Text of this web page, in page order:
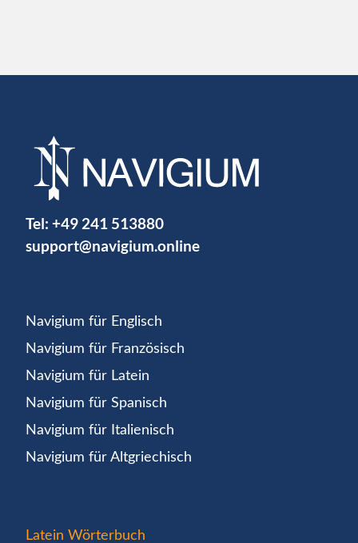
Tel: +49 241 513880
support@navigium.online
Navigium für Englisch
Navigium für Französisch
Navigium für Latein
Navigium für Spanisch
Navigium für Italienisch
Navigium für Altgriechisch
Latein Wörterbuch